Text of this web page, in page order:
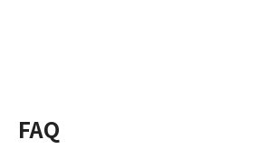
FAQ